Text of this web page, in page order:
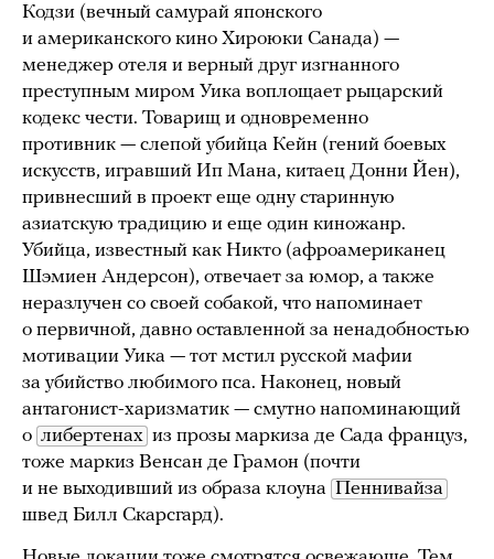
Кодзи (вечный самурай японского
и американского кино Хироюки Санада) —
менеджер отеля и верный друг изгнанного
преступным миром Уика воплощает рыцарский
кодекс чести. Товарищ и одновременно
противник — слепой убийца Кейн (гений боевых
искусств, игравший Ип Мана, китаец Донни Йен),
привнесший в проект еще одну старинную
азиатскую традицию и еще один киножанр.
Убийца, известный как Никто (афроамериканец
Шэмиен Андерсон), отвечает за юмор, а также
неразлучен со своей собакой, что напоминает
о первичной, давно оставленной за ненадобностью
мотивации Уика — тот мстил русской мафии
за убийство любимого пса. Наконец, новый
антагонист-харизматик — смутно напоминающий
о либертенах из прозы маркиза де Сада француз,
тоже маркиз Венсан де Грамон (почти
и не выходивший из образа клоуна Пеннивайза
швед Билл Скарсгард).